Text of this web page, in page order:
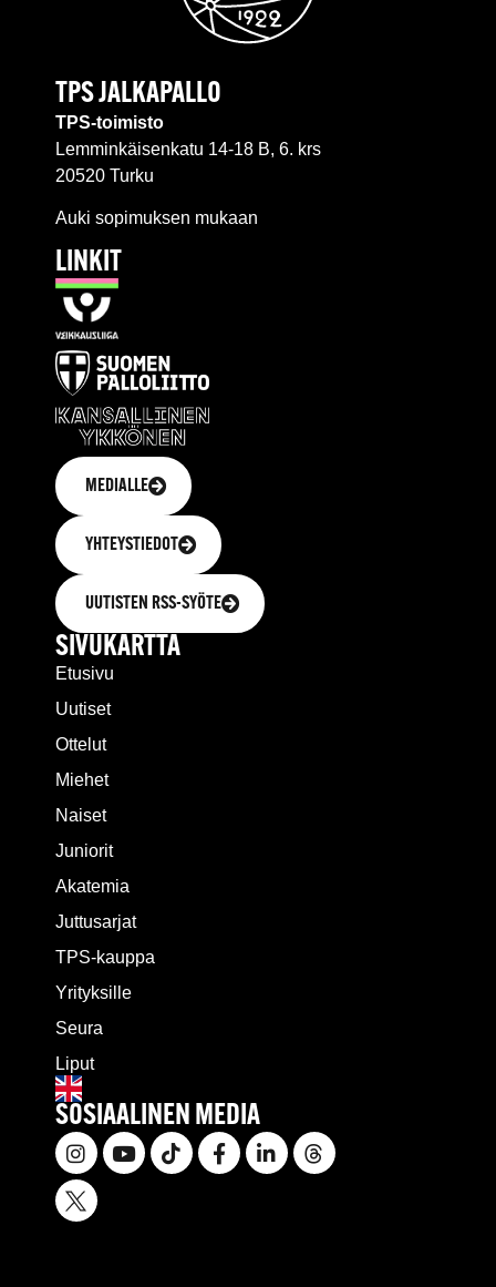
TPS JALKAPALLO
TPS-toimisto
Lemminkäisenkatu 14-18 B, 6. krs
20520 Turku
Auki sopimuksen mukaan
LINKIT
MEDIALLE
YHTEYSTIEDOT
UUTISTEN RSS-SYÖTE
SIVUKARTTA
Etusivu
Uutiset
Ottelut
Miehet
Naiset
Juniorit
Akatemia
Juttusarjat
TPS-kauppa
Yrityksille
Seura
Liput
SOSIAALINEN MEDIA